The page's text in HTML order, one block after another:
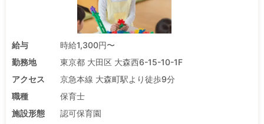
給与
時給1,300円〜
勤務地
東京都 大田区 大森西6-15-10-1F
アクセス
京急本線 大森町駅より徒歩9分
職種
保育士
施設形態
認可保育園